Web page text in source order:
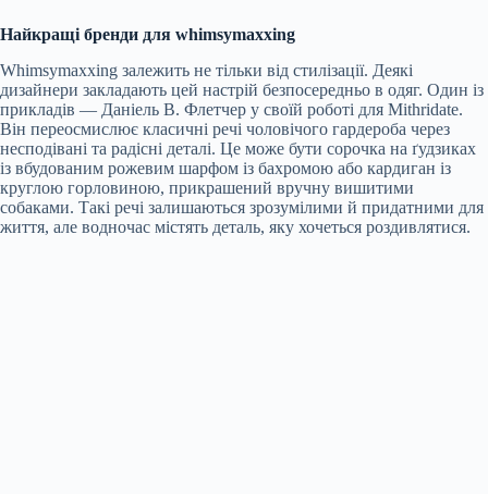
Найкращі бренди для whimsymaxxing
Whimsymaxxing залежить не тільки від стилізації. Деякі
дизайнери закладають цей настрій безпосередньо в одяг. Один із
прикладів — Даніель В. Флетчер у своїй роботі для Mithridate.
Він переосмислює класичні речі чоловічого гардероба через
несподівані та радісні деталі. Це може бути сорочка на ґудзиках
із вбудованим рожевим шарфом із бахромою або кардиган із
круглою горловиною, прикрашений вручну вишитими
собаками. Такі речі залишаються зрозумілими й придатними для
життя, але водночас містять деталь, яку хочеться роздивлятися.